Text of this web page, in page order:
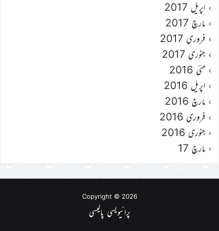
اپریل 2017
مارچ 2017
فروری 2017
جنوری 2017
مئی 2016
اپریل 2016
مارچ 2016
فروری 2016
جنوری 2016
مارچ 17
Copyright © 2026
پرائیویسی پالیسی